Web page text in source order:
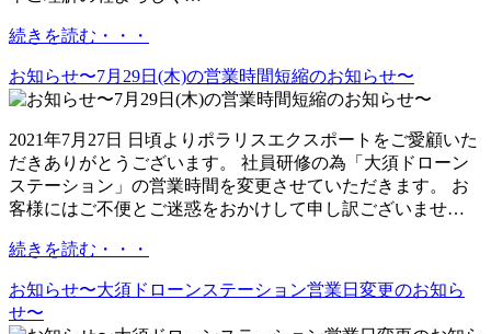
続きを読む・・・
お知らせ〜7月29日(木)の営業時間短縮のお知らせ〜
2021年7月27日 日頃よりポラリスエクスポートをご愛顧いた
だきありがとうございます。 社員研修の為「大須ドローン
ステーション」の営業時間を変更させていただきます。 お
客様にはご不便とご迷惑をおかけして申し訳ございませ…
続きを読む・・・
お知らせ〜大須ドローンステーション営業日変更のお知ら
せ〜